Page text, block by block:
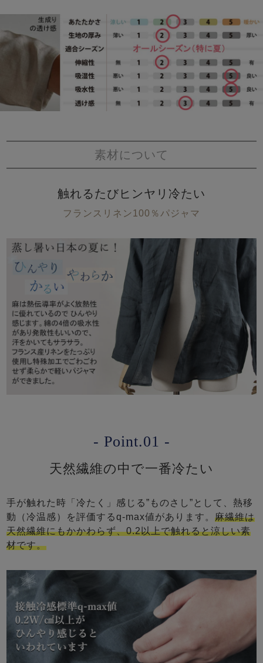
素材について
触れるたびヒンヤリ冷たい
フランスリネン100％パジャマ
- Point.01 -
天然繊維の中で一番冷たい
手が触れた時「冷たく」感じる”ものさし”として、熱移
動（冷温感）を評価するq-max値があります。麻繊維は
天然繊維にもかかわらず、0.2以上で触れると涼しい素
材です。